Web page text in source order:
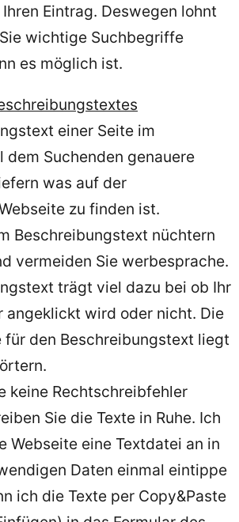
Eintrag. Deswegen lohnt
wichtige Suchbegriffe
es möglich ist.
einer Seite im
dem Suchenden genauere
was auf der
zu finden ist.
Beschreibungstext nüchtern
vermeiden Sie werbesprache.
trägt viel dazu bei ob Ihr
angeklickt wird oder nicht. Die
für den Beschreibungstext liegt
keine Rechtschreibfehler
Sie die Texte in Ruhe. Ich
Webseite eine Textdatei an in
Daten einmal eintippe
ich die Texte per Copy&Paste